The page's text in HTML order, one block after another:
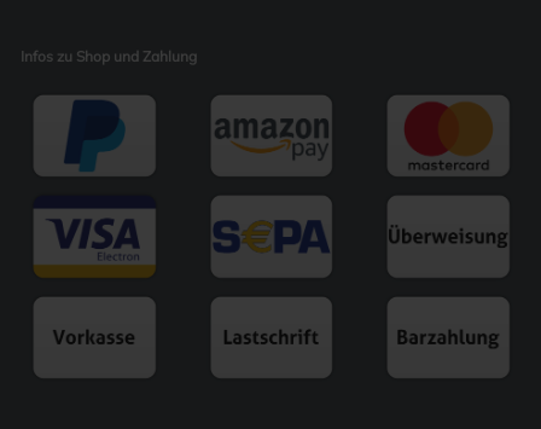
Infos zu Shop und Zahlung